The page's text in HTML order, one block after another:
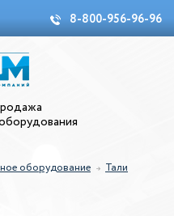
8-800-956-96-96
оборудование
Тали